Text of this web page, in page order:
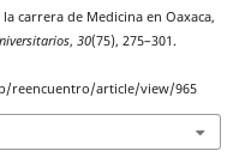
carrera de Medicina en Oaxaca,
, 30(75), 275–301.
reencuentro/article/view/965